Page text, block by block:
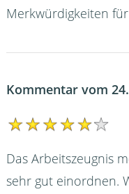
Merkwürdigkeiten
Kommentar vom
Das Arbeitszeugnis
sehr gut einordnen.